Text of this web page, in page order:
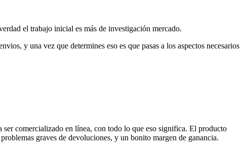
el trabajo inicial es más de investigación mercado.
y una vez que determines eso es que pasas a los aspectos necesarios
ser comercializado en línea, con todo lo que eso significa. El producto
graves de devoluciones, y un bonito margen de ganancia.